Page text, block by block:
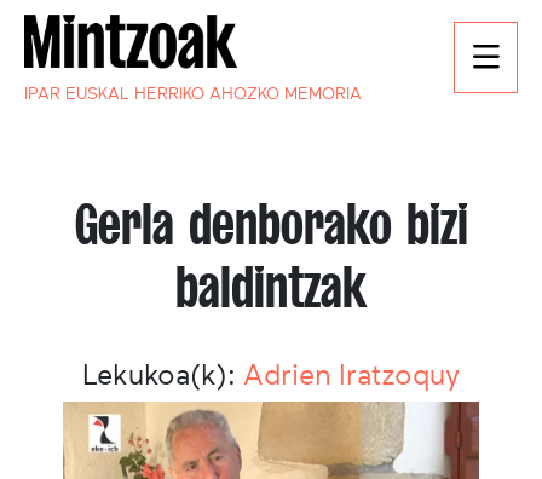
IPAR EUSKAL HERRIKO AHOZKO MEMORIA
Gerla denborako bizi
baldintzak
Lekukoa(k): Adrien Iratzoquy